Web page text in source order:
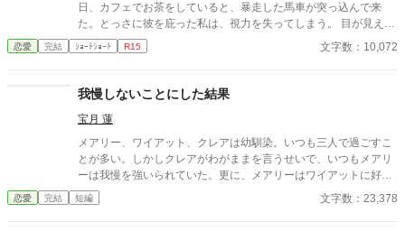
日、カフェでお茶をしていると、暴走した馬車が突っ込んで来
た。とっさに彼を庇った私は、視力を失ってしまう。 目が見えな
くなってしまった私の目の前で、彼は使用人とキスを交わしてい
た。その使用人は、私の親友だった。 気付かれていないと思った
し合うようになっていった。 それでもいつか、彼は戻って来てく
れると信じて生きて来たのに、親友に毒を盛られて死んでしま
う。 ……と思ったら、なぜか事故に会う前に時が戻っていた。 絶
対に同じ間違いはしない。 設定ゆるゆるの、架空の世界のお話で
す。 全四話で完結になります。
恋愛 完結 ｼｮｰﾄｼｮｰﾄ R15 文字数：10,072
我慢しないことにした結果
宝月 蓮
メアリー、ワイアット、クレアは幼馴染。いつも三人で過ごすこ
とが多い。しかしクレアがわがままを言うせいで、いつもメアリ
ーは我慢を強いられていた。更に、メアリーはワイアットに好意
を寄せていたが色々なことが重なりワイアットはわがままなクレ
アと婚約することになってしまう。失意の中、欲望に忠実なクレ
恋愛 完結 短編 文字数：23,378